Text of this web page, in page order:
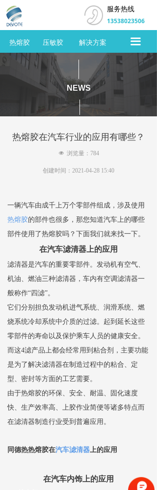
压敏胶 解决方案 끀
首页
关于同德
热熔胶
压敏胶
客户服务
联系我们
热熔胶
服务热线
13538023506
넶 浏览量： 784
创建时间： 2021-04-28 15:40
NEWS
热熔胶在汽车行业的应用有哪些？
一辆汽车由成千上万个零部件组成，涉及使用
热熔胶的部件也很多，那您知道汽车上的哪些
部件使用了热熔胶吗？下面我们就来找一下。
在汽车滤清器上的应用
滤清器是汽车的重要零部件。发动机有空气、
机油、燃油三种滤清器，车内有空调滤清器一
般称作“四滤”。
它们分别担负发动机进气系统、润滑系统、燃
烧系统冷却系统中介质的过滤。起到延长这些
零部件的寿命以及保护乘车人员的健康安全。
而这4滤产品上都会经常用到粘合剂，主要功能
是为了解决滤清器在制造过程中的粘合、定
型、密封等方面的工艺需要。
由于热熔胶的环保、安全、耐温、固化速度
快、生产效率高、上胶作业简便等诸多特点而
在滤清器制造行业受到普遍应用。
同德热热熔胶在汽车滤清器上的应用
在汽车内饰上的应用